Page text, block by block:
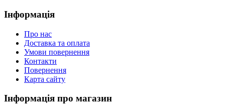
Інформація
Про нас
Доставка та оплата
Умови повернення
Контакти
Повернення
Карта сайту
Інформація про магазин